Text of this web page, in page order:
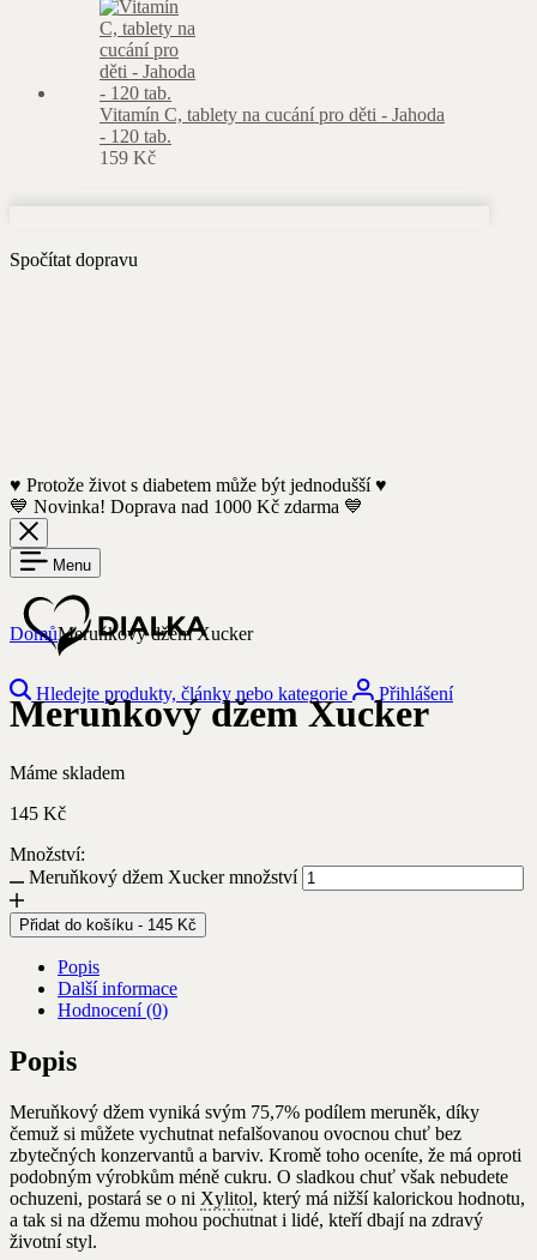
Vitamín C, tablety na cucání pro děti - Jahoda
- 120 tab.
159 Kč
Spočítat dopravu
♥️ Protože život s diabetem může být jednodušší ♥️
💙 Novinka! Doprava nad 1000 Kč zdarma 💙
Menu
Hledejte produkty, články nebo kategorie Přihlášení
DomůMeruňkový džem Xucker
Meruňkový džem Xucker
Máme skladem
145 Kč
Množství:
Meruňkový džem Xucker množství
Přidat do košíku - 145 Kč
Popis
Další informace
Hodnocení (0)
Popis
Meruňkový džem vyniká svým 75,7% podílem meruněk, díky
čemuž si můžete vychutnat nefalšovanou ovocnou chuť bez
zbytečných konzervantů a barviv. Kromě toho oceníte, že má oproti
podobným výrobkům méně cukru. O sladkou chuť však nebudete
ochuzeni, postará se o ni Xylitol, který má nižší kalorickou hodnotu,
a tak si na džemu mohou pochutnat i lidé, kteří dbají na zdravý
životní styl.